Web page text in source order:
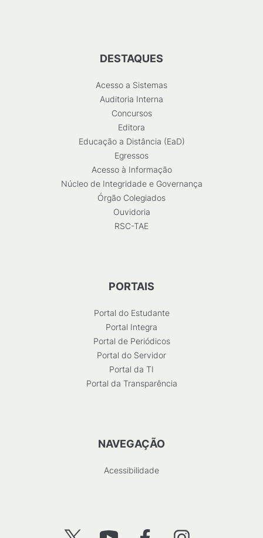
DESTAQUES
Acesso a Sistemas
Auditoria Interna
Concursos
Editora
Educação a Distância (EaD)
Egressos
Acesso à Informação
Núcleo de Integridade e Governança
Órgão Colegiados
Ouvidoria
RSC-TAE
PORTAIS
Portal do Estudante
Portal Integra
Portal de Periódicos
Portal do Servidor
Portal da TI
Portal da Transparência
NAVEGAÇÃO
Acessibilidade